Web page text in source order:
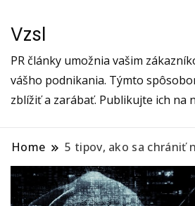
Vzsl
PR články umožnia vašim
vášho podnikania. Týmto
zblížiť a zarábať. Publikujte ich na
Home 5 tipov, ako sa chrániť